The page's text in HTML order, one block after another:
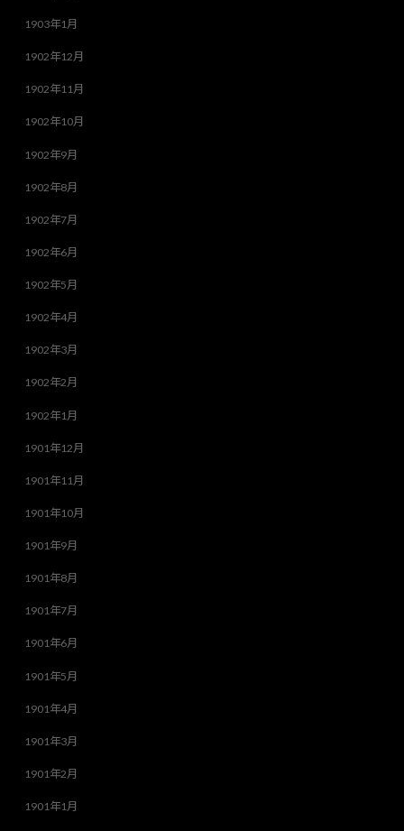
1903年1月
1902年12月
1902年11月
1902年10月
1902年9月
1902年8月
1902年7月
1902年6月
1902年5月
1902年4月
1902年3月
1902年2月
1902年1月
1901年12月
1901年11月
1901年10月
1901年9月
1901年8月
1901年7月
1901年6月
1901年5月
1901年4月
1901年3月
1901年2月
1901年1月